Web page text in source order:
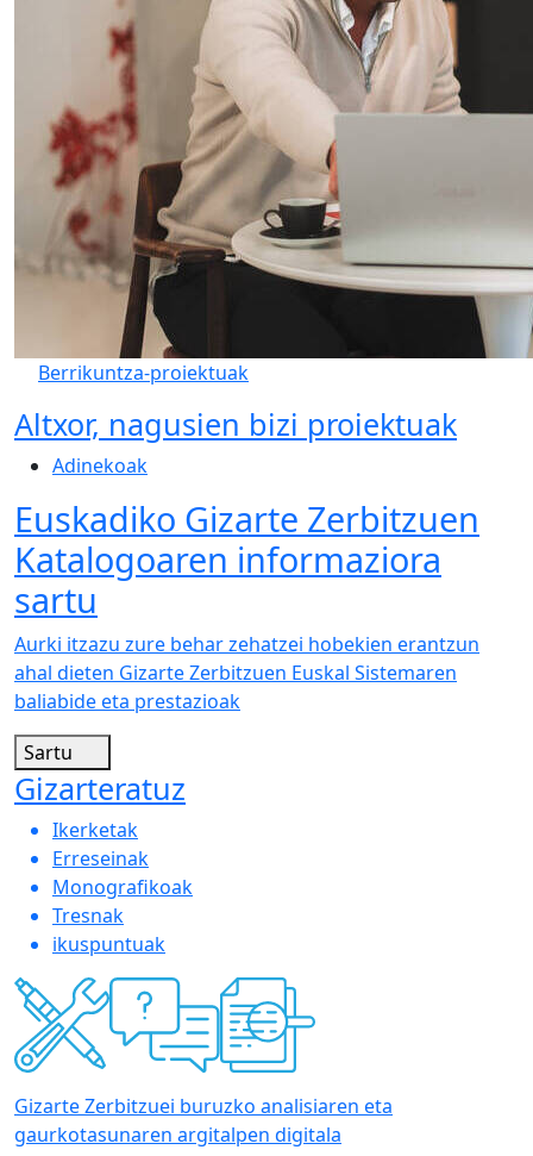
Berrikuntza-proiektuak
Altxor, nagusien bizi proiektuak
Adinekoak
Euskadiko Gizarte Zerbitzuen
Katalogoaren informaziora
sartu
Aurki itzazu zure behar zehatzei hobekien erantzun
ahal dieten Gizarte Zerbitzuen Euskal Sistemaren
baliabide eta prestazioak
Sartu
Gizarteratuz
Ikerketak
Erreseinak
Monografikoak
Tresnak
ikuspuntuak
Gizarte Zerbitzuei buruzko analisiaren eta
gaurkotasunaren argitalpen digitala